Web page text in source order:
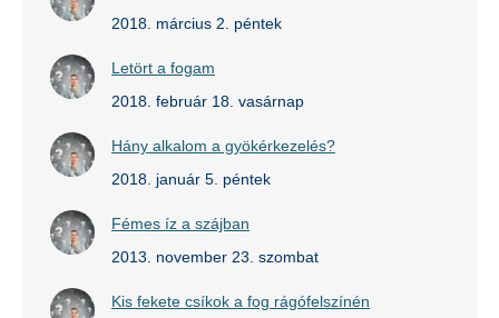
2018. március 2. péntek
Letört a fogam
2018. február 18. vasárnap
Hány alkalom a gyökérkezelés?
2018. január 5. péntek
Fémes íz a szájban
2013. november 23. szombat
Kis fekete csíkok a fog rágófelszínén